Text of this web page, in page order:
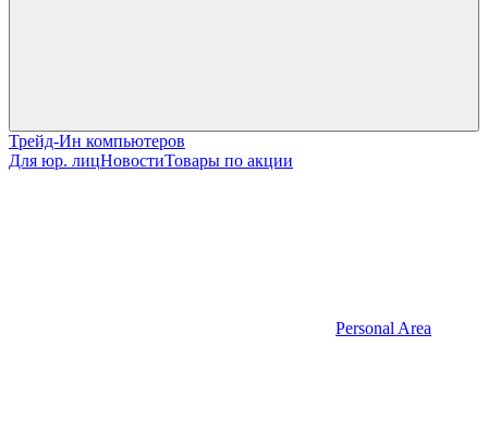
Трейд-Ин компьютеров
Для юр. лицНовостиТовары по акции
Personal Area